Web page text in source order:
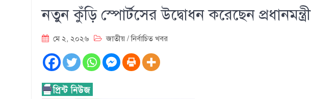
নতুন কুঁড়ি স্পোর্টসের উদ্বোধন করেছেন প্রধানমন্ত্রী
মে ২, ২০২৬ জাতীয় /নির্বাচিত খবর